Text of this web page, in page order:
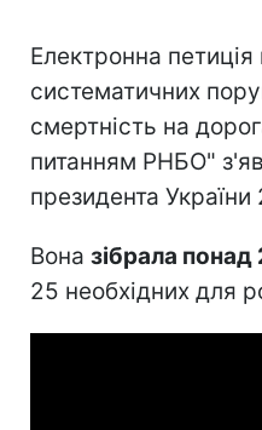
Електронна
систематичних
смертність на
питанням РНБО"
президента
Вона зібрала понад
25 необхідних для